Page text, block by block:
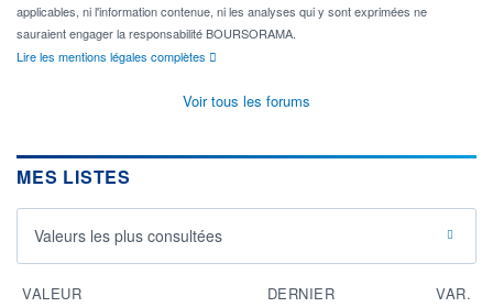
applicables, ni l'information contenue, ni les analyses qui y sont exprimées ne
sauraient engager la responsabilité BOURSORAMA.
Lire les mentions légales complètes
Voir tous les forums
MES LISTES
Valeurs les plus consultées
VALEUR DERNIER VAR.